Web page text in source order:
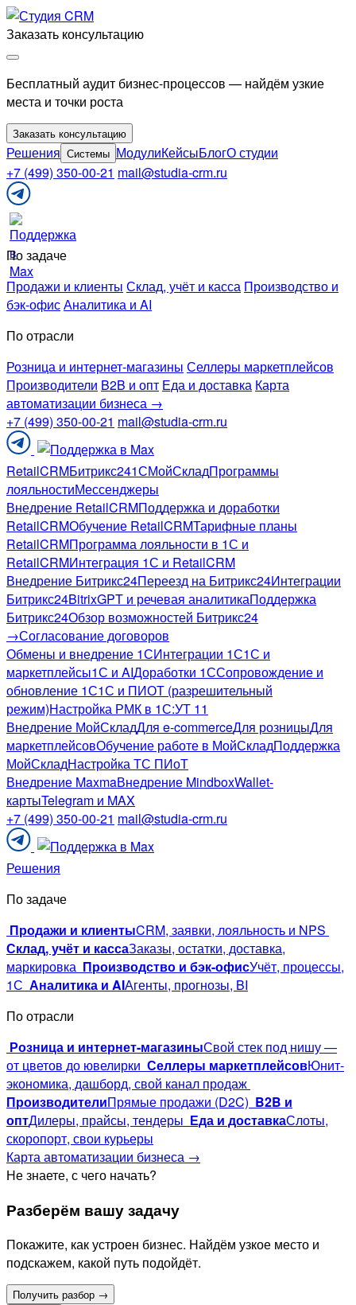
Перейти
к
содержимому
Заказать консультацию
Бесплатный аудит бизнес-процессов — найдём узкие
места и точки роста
Заказать консультацию
Решения Системы МодулиКейсыБлогО студии
+7 (499) 350-00-21 mail@studia-crm.ru
Поддержка
По задаче
Продажи и клиенты Склад, учёт и касса Производство и
бэк-офисАналитика и AI
По отрасли
Розница и интернет-магазины Селлеры маркетплейсов
Производители B2B и опт Еда и доставка Карта
автоматизации бизнеса →
+7 (499) 350-00-21 mail@studia-crm.ru
Поддержка
в
Telegram
RetailCRMБитрикс241СМойСкладПрограммы
лояльностиМессенджеры
Внедрение RetailCRMПоддержка и доработки
RetailCRMОбучение RetailCRMТарифные планы
RetailCRMПрограмма лояльности в 1С и
RetailCRMИнтеграция 1С и RetailCRM
Внедрение Битрикс24Переезд на Битрикс24Интеграции
Битрикс24BitrixGPT и речевая аналитикаПоддержка
Битрикс24Обзор возможностей Битрикс24
→Согласование договоров
Обмены и внедрение 1СИнтеграции 1С1С и
маркетплейсы1С и AIДоработки 1ССопровождение и
обновление 1С1С и ПИОТ (разрешительный
режим)Настройка РМК в 1С:УТ 11
Внедрение МойСкладДля e-commerceДля розницыДля
маркетплейсовОбучение работе в МойСкладПоддержка
МойСкладНастройка ТС ПИоТ
Внедрение MaxmaВнедрение MindboxWallet-
картыTelegram и MAX
+7 (499) 350-00-21 mail@studia-crm.ru
Поддержка
в
Telegram
Решения
По задаче
Продажи и клиентыCRM, заявки, лояльность и NPS
Склад, учёт и кассаЗаказы, остатки, доставка,
маркировка Производство и бэк-офисУчёт, процессы,
1С Аналитика и AIАгенты, прогнозы, BI
По отрасли
Розница и интернет-магазиныСвой стек под нишу —
от цветов до ювелирки Селлеры маркетплейсовЮнит-
экономика, дашборд, свой канал продаж
ПроизводителиПрямые продажи (D2C) B2B и
оптДилеры, прайсы, тендеры Еда и доставкаСлоты,
скоропорт, свои курьеры
Карта автоматизации бизнеса →
Не знаете, с чего начать?
Разберём вашу задачу
Покажите, как устроен бизнес. Найдём узкое место и
подскажем, какой путь подойдёт.
Получить разбор →